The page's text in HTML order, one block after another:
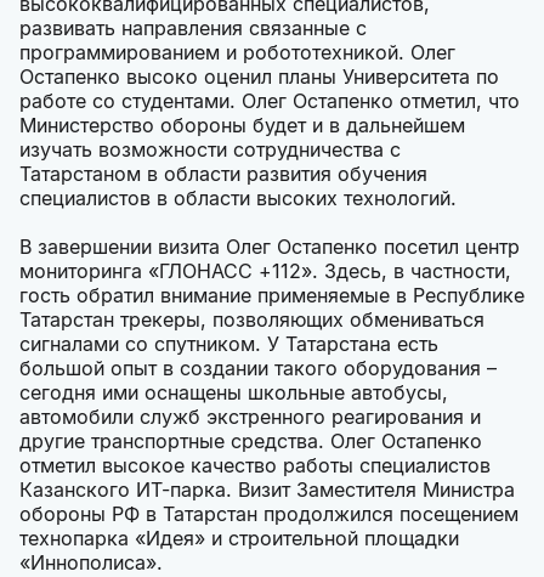
развивать направления связанные с
программированием и робототехникой. Олег
Остапенко высоко оценил планы Университета по
работе со студентами. Олег Остапенко отметил, что
Министерство обороны будет и в дальнейшем
изучать возможности сотрудничества с
Татарстаном в области развития обучения
специалистов в области высоких технологий.
В завершении визита Олег Остапенко посетил центр
мониторинга «ГЛОНАСС +112». Здесь, в частности,
гость обратил внимание применяемые в Республике
Татарстан трекеры, позволяющих обмениваться
сигналами со спутником. У Татарстана есть
большой опыт в создании такого оборудования –
сегодня ими оснащены школьные автобусы,
автомобили служб экстренного реагирования и
другие транспортные средства. Олег Остапенко
отметил высокое качество работы специалистов
Казанского ИТ-парка. Визит Заместителя Министра
обороны РФ в Татарстан продолжился посещением
технопарка «Идея» и строительной площадки
«Иннополиса».